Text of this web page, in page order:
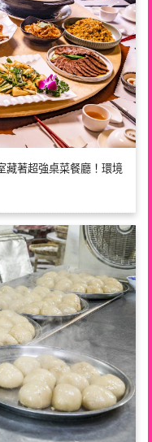
藏著超強桌菜餐廳！環境